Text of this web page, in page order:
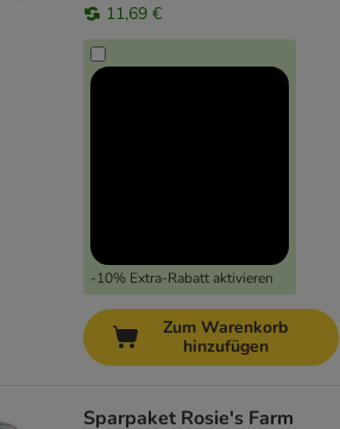
11,69 €
-10% Extra-Rabatt aktivieren
Zum Warenkorb
hinzufügen
Sparpaket Rosie's Farm